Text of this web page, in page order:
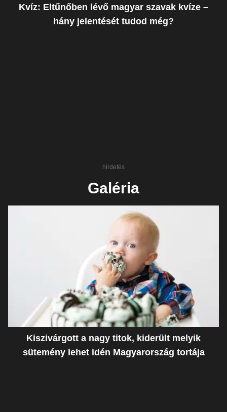
Kvíz: Eltűnőben lévő magyar szavak kvíze –
hány jelentését tudod még?
hirdetés
Galéria
Kiszivárgott a nagy titok, kiderült melyik
sütemény lehet idén Magyarország tortája